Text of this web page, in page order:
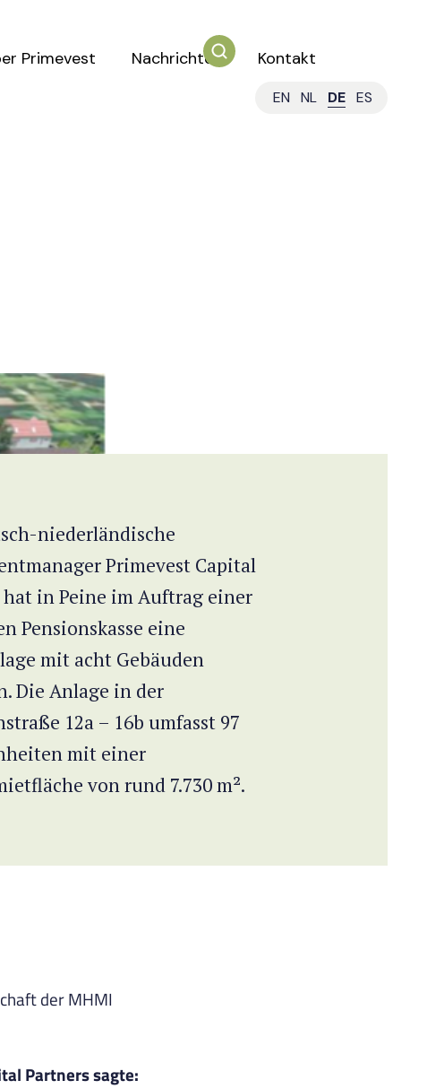
Primevest Nachrichten Kontakt
EN NL DE ES
niederländische
Primevest Capital
hat in Peine im Auftrag einer
Pensionskasse eine
mit acht Gebäuden
Die Anlage in der
12a – 16b umfasst 97
mit einer
von rund 7.730 m².
der MHMI
Partners sagte: